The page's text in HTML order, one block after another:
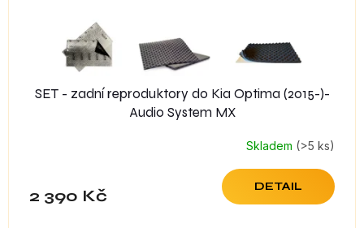
SET - zadní reproduktory do Kia Optima (2015-)-
Audio System MX
Skladem (>5 ks)
2 390 Kč DETAIL